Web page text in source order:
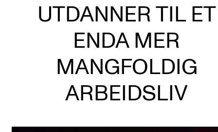
Doktorgrad
Årsstudium og videreutdanning
Etterutdanning og kurs
Talentutvikling
Biblioteket
UTDANNER TIL ET
ENDA MER
MANGFOLDIG
ARBEIDSLIV